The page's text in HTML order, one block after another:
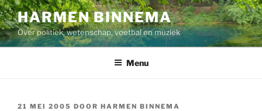
Ga
naar
de
inhoud
HARMEN BINNEMA
Over politiek, wetenschap, voetbal en muziek
Menu
GEPLAATST
21 MEI 2005 DOOR HARMEN BINNEMA